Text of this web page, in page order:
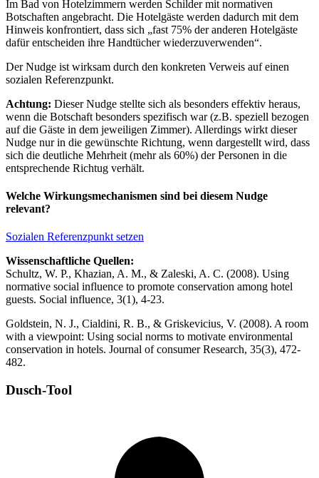
Im Bad von Hotelzimmern werden Schilder mit normativen
Botschaften angebracht. Die Hotelgäste werden dadurch mit dem
Hinweis konfrontiert, dass sich „fast 75% der anderen Hotelgäste
dafür entscheiden ihre Handtücher wiederzuverwenden“.
Der Nudge ist wirksam durch den konkreten Verweis auf einen
sozialen Referenzpunkt.
Achtung: Dieser Nudge stellte sich als besonders effektiv heraus,
wenn die Botschaft besonders spezifisch war (z.B. speziell bezogen
auf die Gäste in dem jeweiligen Zimmer). Allerdings wirkt dieser
Nudge nur in die gewünschte Richtung, wenn dargestellt wird, dass
sich die deutliche Mehrheit (mehr als 60%) der Personen in die
entsprechende Richtug verhält.
Welche Wirkungsmechanismen sind bei diesem Nudge
relevant?
Sozialen Referenzpunkt setzen
Wissenschaftliche Quellen:
Schultz, W. P., Khazian, A. M., & Zaleski, A. C. (2008). Using
normative social influence to promote conservation among hotel
guests. Social influence, 3(1), 4-23.
Goldstein, N. J., Cialdini, R. B., & Griskevicius, V. (2008). A room
with a viewpoint: Using social norms to motivate environmental
conservation in hotels. Journal of consumer Research, 35(3), 472-
482.
Dusch-Tool